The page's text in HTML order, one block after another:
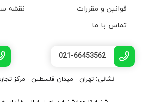
قوانین و مقررات
نقشه
تماس با ما
021-66453562
نشانی: تهران - میدان فلسطین - مرکز